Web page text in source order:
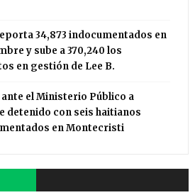
34,873 indocumentados en
y sube a 370,240 los
en gestión de Lee B.
ante el Ministerio Público a
detenido con seis haitianos
en Montecristi